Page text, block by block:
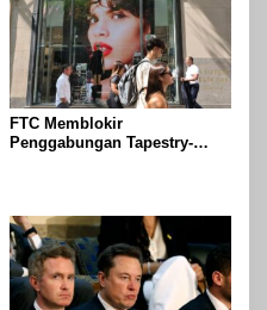
FTC Memblokir
Penggabungan Tapestry-
Konsumen’